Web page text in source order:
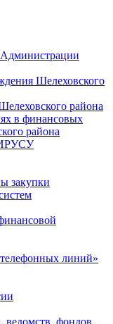
Администрации
Шелеховского
района
в финансовых
района
закупки
линий»
ведомств, фондов,